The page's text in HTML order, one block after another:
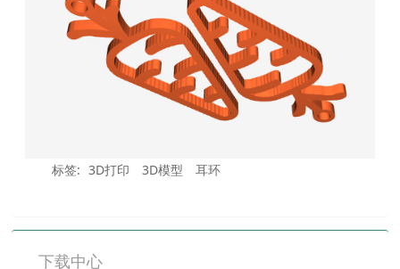
标签: 3D打印 3D模型 耳环
下载中心